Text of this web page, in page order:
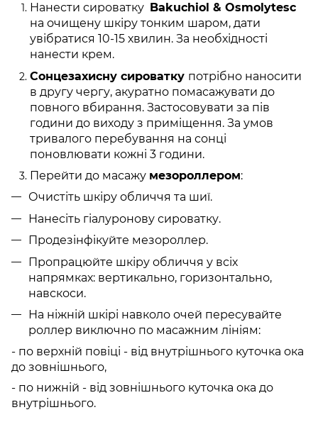
Нанести сироватку
Bakuchiol & Osmolytesс
на очищену шкіру тонким шаром, дати
увібратися 10-15 хвилин. За необхідності
нанести крем.
Сонцезахисну сироватку потрібно наносити
в другу чергу, акуратно помасажувати до
повного вбирання. Застосовувати за пів
години до виходу з приміщення. За умов
тривалого перебування на сонці
поновлювати кожні 3 години.
Перейти до масажу мезороллером:
Очистіть шкіру обличчя та шиї.
Нанесіть гіалуронову сироватку.
Продезінфікуйте мезороллер.
Пропрацюйте шкіру обличчя у всіх
напрямках: вертикально, горизонтально,
навскоси.
На ніжній шкірі навколо очей пересувайте
роллер виключно по масажним лініям:
- по верхній повіці - від внутрішнього куточка ока
до зовнішнього,
- по нижній - від зовнішнього куточка ока до
внутрішнього.